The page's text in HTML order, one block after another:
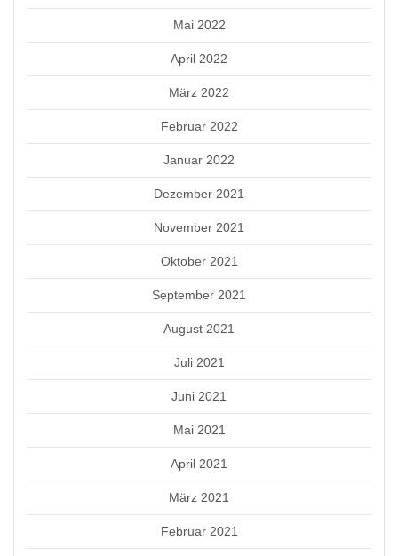
Mai 2022
April 2022
März 2022
Februar 2022
Januar 2022
Dezember 2021
November 2021
Oktober 2021
September 2021
August 2021
Juli 2021
Juni 2021
Mai 2021
April 2021
März 2021
Februar 2021